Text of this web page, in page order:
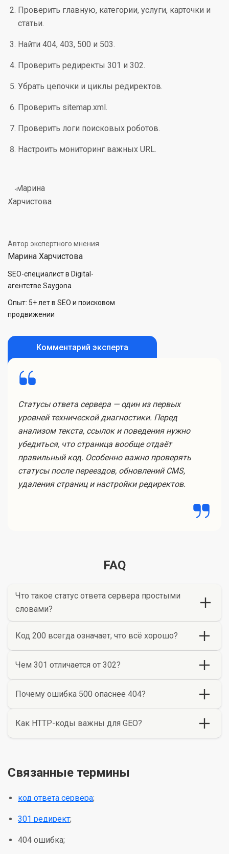
Проверить главную, категории, услуги, карточки и
статьи.
Найти 404, 403, 500 и 503.
Проверить редиректы 301 и 302.
Убрать цепочки и циклы редиректов.
Проверить sitemap.xml.
Проверить логи поисковых роботов.
Настроить мониторинг важных URL.
Автор экспертного мнения
Марина Харчистова
SEO-специалист в Digital-
агентстве Saygona
Опыт: 5+ лет в SEO и поисковом
продвижении
Комментарий эксперта
Статусы ответа сервера — один из первых
уровней технической диагностики. Перед
анализом текста, ссылок и поведения нужно
убедиться, что страница вообще отдаёт
правильный код. Особенно важно проверять
статусы после переездов, обновлений CMS,
удаления страниц и настройки редиректов.
FAQ
Что такое статус ответа сервера простыми
словами?
Код 200 всегда означает, что всё хорошо?
Чем 301 отличается от 302?
Почему ошибка 500 опаснее 404?
Как HTTP-коды важны для GEO?
Связанные термины
код ответа сервера;
301 редирект;
404 ошибка;